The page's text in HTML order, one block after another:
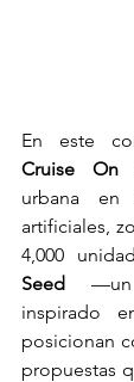
Cruise On
urbana en
artificiales,
4,000
Seed —un
inspirado
posicionan
propuestas